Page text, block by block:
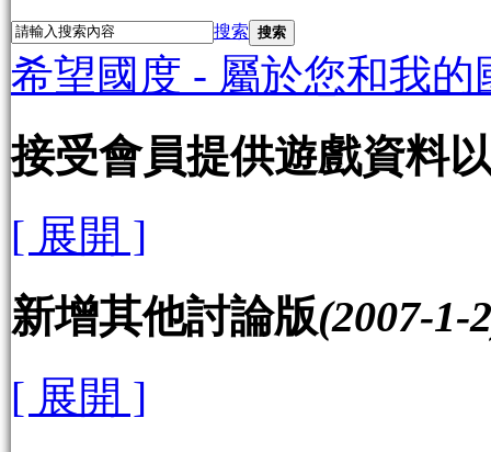
搜索 搜索
希望國度 - 屬於您和我的
接受會員提供遊戲資料
[ 展開 ]
新增其他討論版(2007-1-
[ 展開 ]